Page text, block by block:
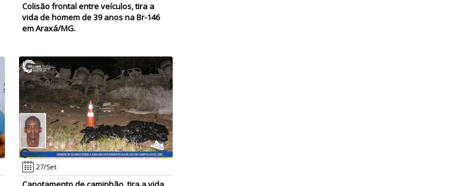
Colisão frontal entre veículos, tira a
vida de homem de 39 anos na Br-146
em Araxá/MG.
27/Set